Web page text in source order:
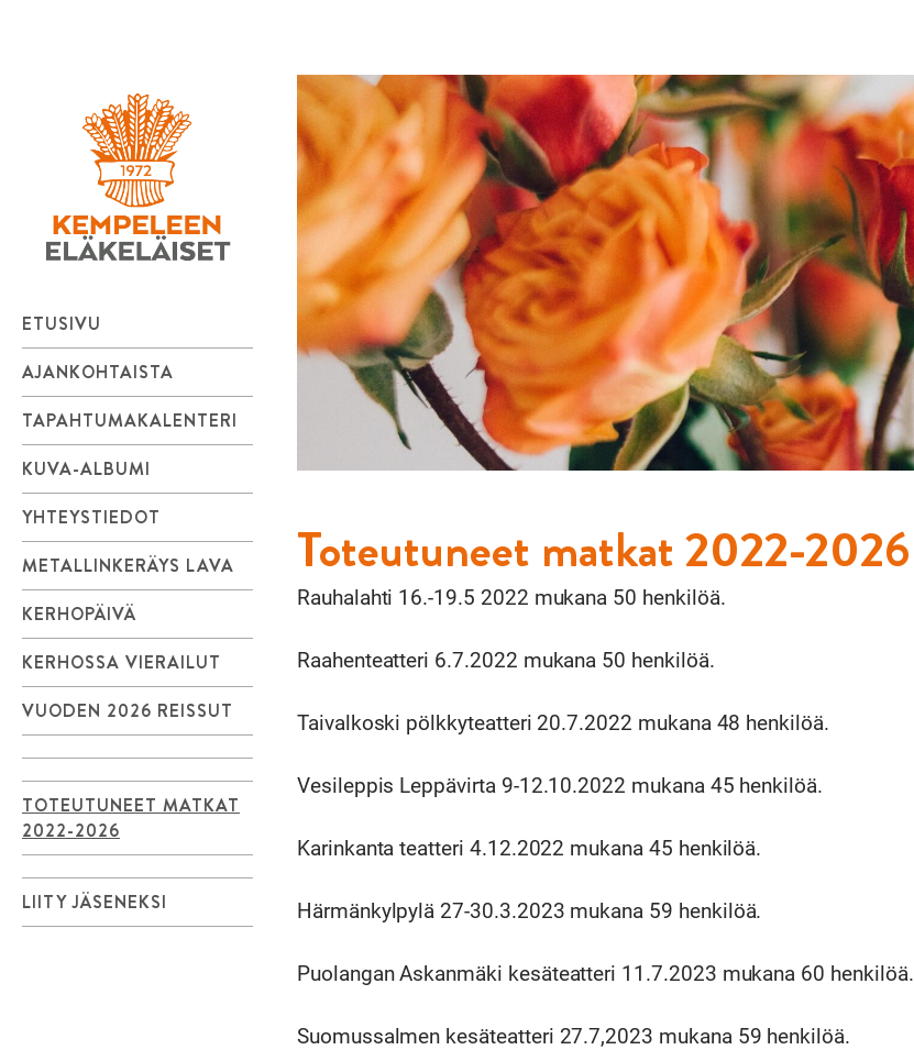
Kempeleen
Eläkeläiset
ry
ETUSIVU
AJANKOHTAISTA
TAPAHTUMAKALENTERI
KUVA-ALBUMI
YHTEYSTIEDOT
METALLINKERÄYS LAVA
KERHOPÄIVÄ
KERHOSSA VIERAILUT
VUODEN 2026 REISSUT
TOTEUTUNEET MATKAT
2022-2026
LIITY JÄSENEKSI
Toteutuneet matkat 2022-2026
Rauhalahti 16.-19.5 2022 mukana 50 henkilöä.
Raahenteatteri 6.7.2022 mukana 50 henkilöä.
Taivalkoski pölkkyteatteri 20.7.2022 mukana 48 henkilöä.
Vesileppis Leppävirta 9-12.10.2022 mukana 45 henkilöä.
Karinkanta teatteri 4.12.2022 mukana 45 henkilöä.
Härmänkylpylä 27-30.3.2023 mukana 59 henkilöä.
Puolangan Askanmäki kesäteatteri 11.7.2023 mukana 60 henkilöä.
Suomussalmen kesäteatteri 27.7,2023 mukana 59 henkilöä.